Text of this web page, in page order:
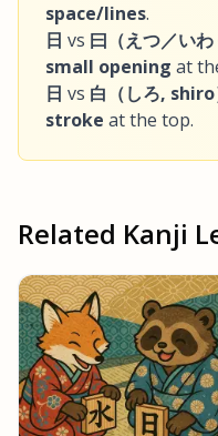
space/lines.
日 vs 曰（えつ／い
small opening at
日 vs 白（しろ, shiro
stroke at the top.
Related Kanji